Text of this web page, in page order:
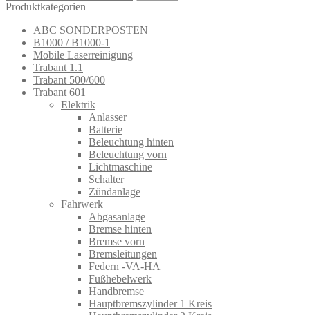
nach:
Produktkategorien
ABC SONDERPOSTEN
B1000 / B1000-1
Mobile Laserreinigung
Trabant 1.1
Trabant 500/600
Trabant 601
Elektrik
Anlasser
Batterie
Beleuchtung hinten
Beleuchtung vorn
Lichtmaschine
Schalter
Zündanlage
Fahrwerk
Abgasanlage
Bremse hinten
Bremse vorn
Bremsleitungen
Federn -VA-HA
Fußhebelwerk
Handbremse
Hauptbremszylinder 1 Kreis